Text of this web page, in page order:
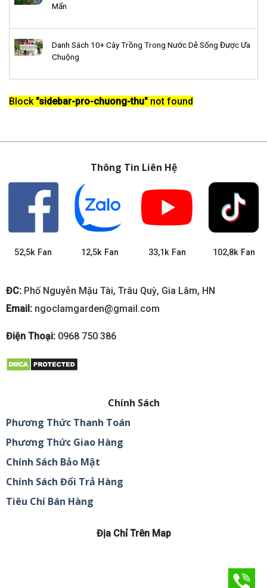
Mẩn
Danh Sách 10+ Cây Trồng Trong Nước Dễ Sống Được Ưa
Chuộng
Block "sidebar-pro-chuong-thu" not found
Thông Tin Liên Hệ
52,5k Fan 12,5k Fan 33,1k Fan 102,8k Fan
ĐC: Phố Nguyễn Mậu Tài, Trâu Quỳ, Gia Lâm, HN
Email: ngoclamgarden@gmail.com
Điện Thoại: 0968 750 386
Chính Sách
Phương Thức Thanh Toán
Phương Thức Giao Hàng
Chính Sách Bảo Mật
Chính Sách Đổi Trả Hàng
Tiêu Chí Bán Hàng
Địa Chỉ Trên Map